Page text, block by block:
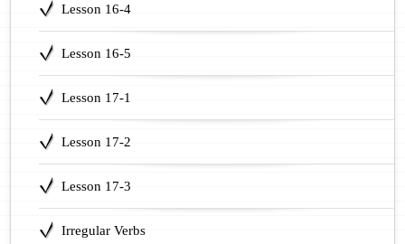
Lesson 16-4
Lesson 16-5
Lesson 17-1
Lesson 17-2
Lesson 17-3
Irregular Verbs